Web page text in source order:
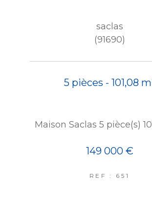
saclas
(91690)
5 pièces - 101,08
Maison Saclas 5 pièce(s)
149 000 €
REF : 651